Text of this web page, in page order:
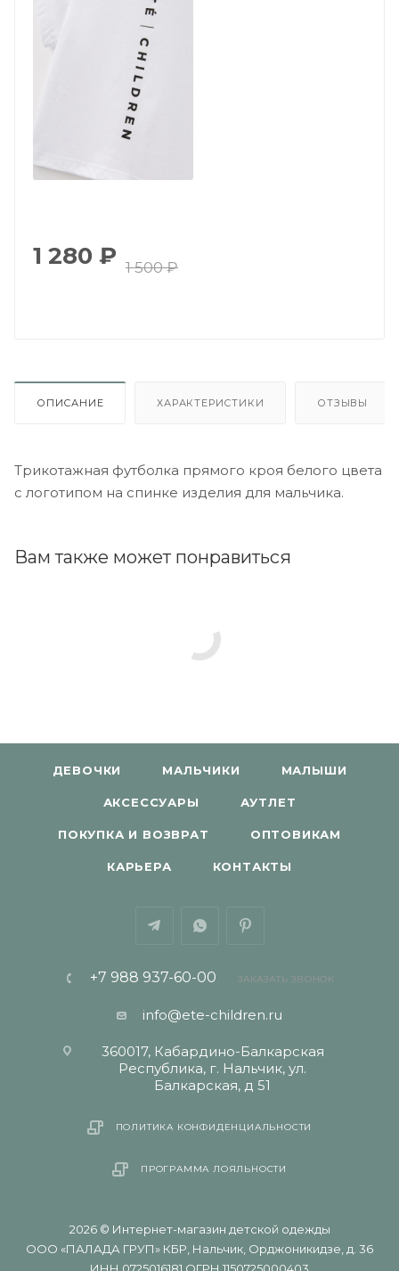
1 280 ₽ 1 500₽
ОПИСАНИЕ ХАРАКТЕРИСТИКИ ОТЗЫВЫ
Трикотажная футболка прямого кроя белого цвета
с логотипом на спинке изделия для мальчика.
Вам также может понравиться
ДЕВОЧКИ МАЛЬЧИКИ МАЛЫШИ
АКСЕССУАРЫ АУТЛЕТ
ПОКУПКА И ВОЗВРАТ ОПТОВИКАМ
КАРЬЕРА КОНТАКТЫ
+7 988 937-60-00 ЗАКАЗАТЬ ЗВОНОК
info@ete-children.ru
360017, Кабардино-Балкарская
Республика, г. Нальчик, ул.
Балкарская, д 51
ПОЛИТИКА КОНФИДЕНЦИАЛЬНОСТИ
ПРОГРАММА ЛОЯЛЬНОСТИ
2026 © Интернет-магазин детской одежды
ООО «ПАЛАДА ГРУП» КБР, Нальчик, Орджоникидзе, д. 36